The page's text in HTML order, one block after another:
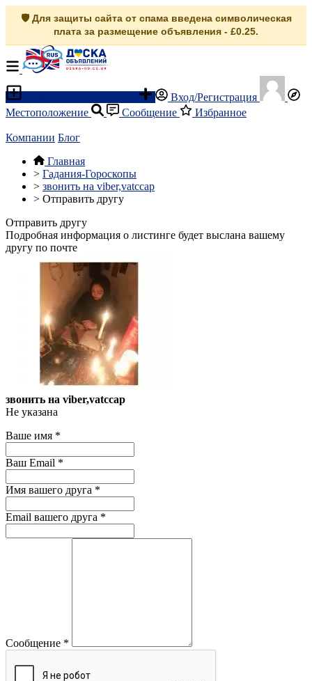
🛡️ Для защиты сайта от спама введена символическая
плата за размещение объявления - £0.25.
Вход/Регистрация
Местоположение
Сообщение Избранное
Компании Блог
Главная
> Гадания-Гороскопы
> звонить на viber,vatccap
> Отправить другу
Отправить другу
Подробная информация о листинге будет выслана вашему
другу по почте
звонить на viber,vatccap
Не указана
Ваше имя *
Ваш Email *
Имя вашего друга *
Email вашего друга *
Сообщение *